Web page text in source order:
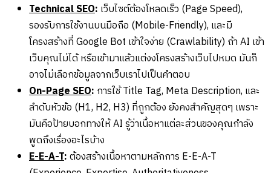
Technical SEO: เว็บไซต์ต้องโหลดเร็ว (Page Speed),
รองรับการใช้งานบนมือถือ (Mobile-Friendly), และมี
โครงสร้างที่ Google Bot เข้าใจง่าย (Crawlability) ถ้า AI เข้า
เว็บคุณไม่ได้ หรือเข้ามาแล้วแต่งงโครงสร้างเว็บไปหมด มันก็
อาจไม่เลือกข้อมูลจากเว็บเราไปเป็นคำตอบ
On-Page SEO: การใช้ Title Tag, Meta Description, และ
ลำดับหัวข้อ (H1, H2, H3) ที่ถูกต้อง ยังคงสำคัญสุดๆ เพราะ
มันคือป้ายบอกทางให้ AI รู้ว่าเนื้อหาแต่ละส่วนของคุณกำลัง
พูดถึงเรื่องอะไรบ้าง
E-E-A-T:ต้องสร้างเนื้อหาตามหลักการ E-E-A-T